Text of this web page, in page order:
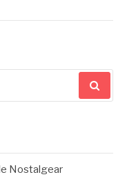
Nostalgear